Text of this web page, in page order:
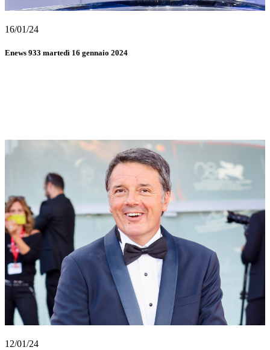
16/01/24
Enews 933 martedì 16 gennaio 2024
12/01/24